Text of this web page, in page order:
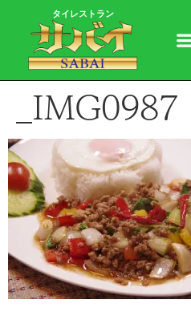
タイレストラン
_IMG0987